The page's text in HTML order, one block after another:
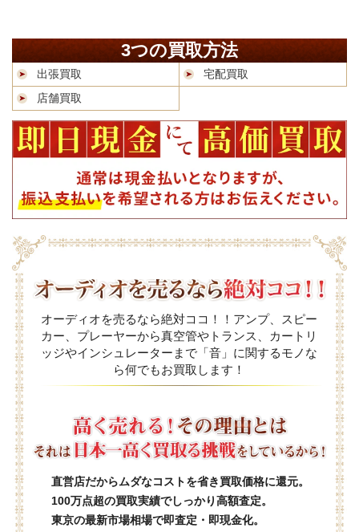
3つの買取方法
出張買取
宅配買取
店舗買取
オーディオを売るなら絶対ココ！！アンプ、スピー
カー、プレーヤーから真空管やトランス、カートリ
ッジやインシュレーターまで「音」に関するモノな
ら何でもお買取します！
直営店だからムダなコストを省き買取価格に還元。
100万点超の買取実績でしっかり高額査定。
東京の最新市場相場で即査定・即現金化。